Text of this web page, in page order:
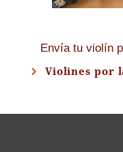
Envía tu violín
Violines por